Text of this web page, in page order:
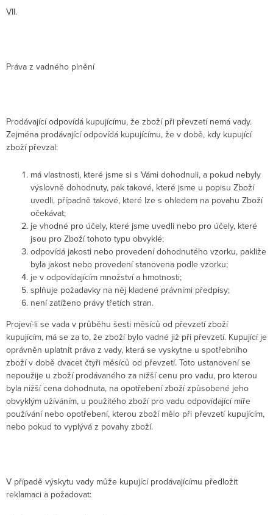
VII.
Práva z vadného plnění
Prodávající odpovídá kupujícímu, že zboží při převzetí nemá vady.
Zejména prodávající odpovídá kupujícímu, že v době, kdy kupující
zboží převzal:
má vlastnosti, které jsme si s Vámi dohodnuli, a pokud nebyly
výslovně dohodnuty, pak takové, které jsme u popisu Zboží
uvedli, případně takové, které lze s ohledem na povahu Zboží
očekávat;
je vhodné pro účely, které jsme uvedli nebo pro účely, které
jsou pro Zboží tohoto typu obvyklé;
odpovídá jakosti nebo provedení dohodnutého vzorku, pakliže
byla jakost nebo provedení stanovena podle vzorku;
je v odpovídajícím množství a hmotnosti;
splňuje požadavky na něj kladené právními předpisy;
není zatíženo právy třetích stran.
Projeví-li se vada v průběhu šesti měsíců od převzetí zboží
kupujícím, má se za to, že zboží bylo vadné již při převzetí. Kupující je
oprávněn uplatnit práva z vady, která se vyskytne u spotřebního
zboží v době dvacet čtyři měsíců od převzetí. Toto ustanovení se
nepoužije u zboží prodávaného za nižší cenu pro vadu, pro kterou
byla nižší cena dohodnuta, na opotřebení zboží způsobené jeho
obvyklým užíváním, u použitého zboží pro vadu odpovídající míře
používání nebo opotřebení, kterou zboží mělo při převzetí kupujícím,
nebo pokud to vyplývá z povahy zboží.
V případě výskytu vady může kupující prodávajícímu předložit
reklamaci a požadovat: